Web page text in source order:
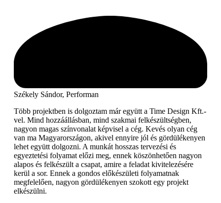
Székely Sándor, Performan
Több projektben is dolgoztam már együtt a Time Design Kft.-
vel. Mind hozzáállásban, mind szakmai felkészültségben,
nagyon magas színvonalat képvisel a cég. Kevés olyan cég
van ma Magyarországon, akivel ennyire jól és gördülékenyen
lehet együtt dolgozni. A munkát hosszas tervezési és
egyeztetési folyamat előzi meg, ennek köszönhetően nagyon
alapos és felkészült a csapat, amire a feladat kivitelezésére
kerül a sor. Ennek a gondos előkészületi folyamatnak
megfelelően, nagyon gördülékenyen szokott egy projekt
elkészülni.